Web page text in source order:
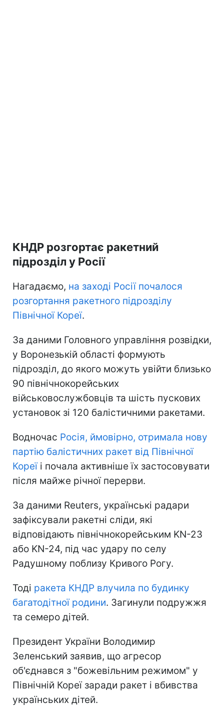
КНДР розгортає ракетний
підрозділ у Росії
Нагадаємо, на заході Росії почалося
розгортання ракетного підрозділу
Північної Кореї.
За даними Головного управління розвідки,
у Воронезькій області формують
підрозділ, до якого можуть увійти близько
90 північнокорейських
військовослужбовців та шість пускових
установок зі 120 балістичними ракетами.
Водночас Росія, ймовірно, отримала нову
партію балістичних ракет від Північної
Кореїі почала активніше їх застосовувати
після майже річної перерви.
За даними Reuters, українські радари
зафіксували ракетні сліди, які
відповідають північнокорейським KN-23
або KN-24, під час удару по селу
Радушному поблизу Кривого Рогу.
Тоді ракета КНДР влучила по будинку
багатодітної родини. Загинули подружжя
та семеро дітей.
Президент України Володимир
Зеленський заявив, що агресор
об'єднався з "божевільним режимом" у
Північній Кореї заради ракет і вбивства
українських дітей.